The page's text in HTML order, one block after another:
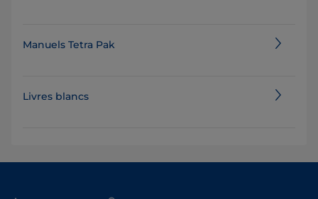
Manuels Tetra Pak
Livres blancs